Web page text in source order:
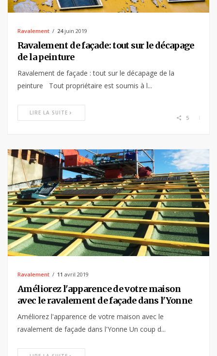
Ravalement 24juin 2019
Ravalement de façade: tout sur le décapage
de la peinture
Ravalement de façade : tout sur le décapage de la
peinture Tout propriétaire est soumis à l...
LIRE LA SUITE
5
Ravalement 11 avril 2019
Améliorez l'apparence de votre maison
avec le ravalement de façade dans l'Yonne
Améliorez l'apparence de votre maison avec le
ravalement de façade dans l'Yonne Un coup d...